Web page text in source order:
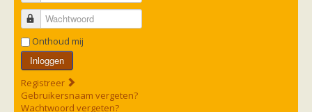
Wachtwoord
Onthoud mij
Inloggen
Registreer
Gebruikersnaam vergeten?
Wachtwoord vergeten?